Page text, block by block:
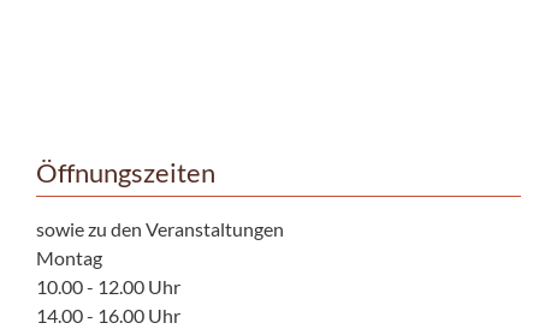
Öffnungszeiten
sowie zu den Veranstaltungen
Montag
10.00 - 12.00 Uhr
14.00 - 16.00 Uhr